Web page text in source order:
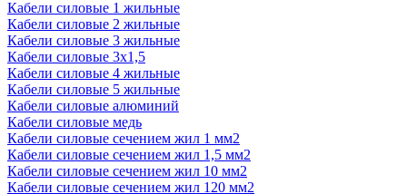
Кабели силовые 1 жильные
Кабели силовые 2 жильные
Кабели силовые 3 жильные
Кабели силовые 3х1,5
Кабели силовые 4 жильные
Кабели силовые 5 жильные
Кабели силовые алюминий
Кабели силовые медь
Кабели силовые сечением жил 1 мм2
Кабели силовые сечением жил 1,5 мм2
Кабели силовые сечением жил 10 мм2
Кабели силовые сечением жил 120 мм2